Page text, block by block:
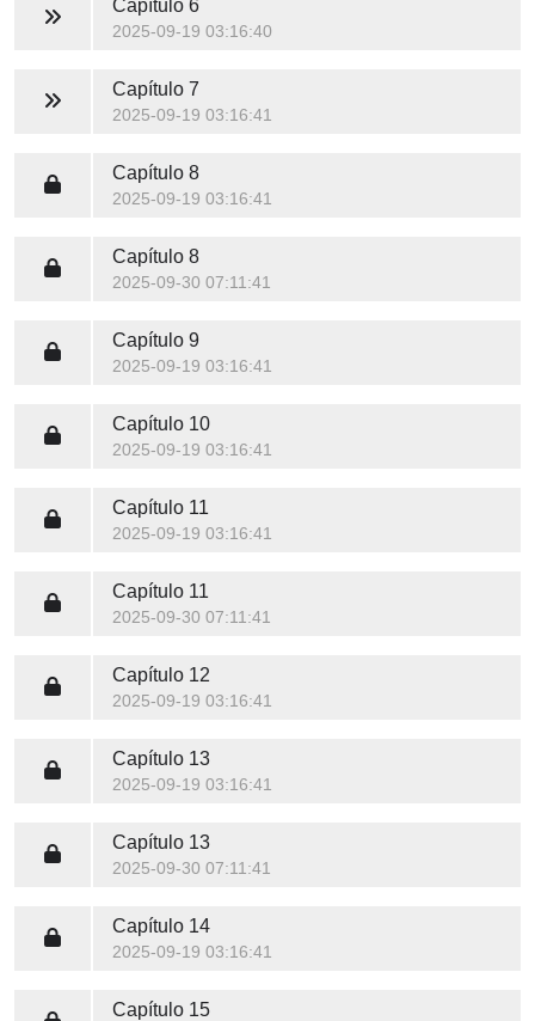
Capítulo 6
2025-09-19 03:16:40
Capítulo 7
2025-09-19 03:16:41
Capítulo 8
2025-09-19 03:16:41
Capítulo 8
2025-09-30 07:11:41
Capítulo 9
2025-09-19 03:16:41
Capítulo 10
2025-09-19 03:16:41
Capítulo 11
2025-09-19 03:16:41
Capítulo 11
2025-09-30 07:11:41
Capítulo 12
2025-09-19 03:16:41
Capítulo 13
2025-09-19 03:16:41
Capítulo 13
2025-09-30 07:11:41
Capítulo 14
2025-09-19 03:16:41
Capítulo 15